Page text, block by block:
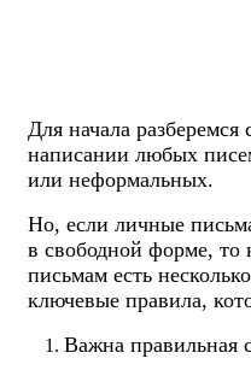
Для начала
написании любых
или неформальных.
Но, если личные
в свободной форме,
письмам есть
ключевые правила,
Важна правильная